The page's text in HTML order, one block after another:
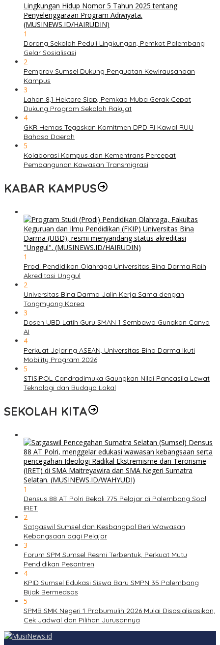
1
Dorong Sekolah Peduli Lingkungan, Pemkot Palembang
Gelar Sosialisasi
2
Pemprov Sumsel Dukung Penguatan Kewirausahaan
Kampus
3
Lahan 8,1 Hektare Siap, Pemkab Muba Gerak Cepat
Dukung Program Sekolah Rakyat
4
GKR Hemas Tegaskan Komitmen DPD RI Kawal RUU
Bahasa Daerah
5
Kolaborasi Kampus dan Kementrans Percepat
Pembangunan Kawasan Transmigrasi
KABAR KAMPUS
1
Prodi Pendidikan Olahraga Universitas Bina Darma Raih
Akreditasi Unggul
2
Universitas Bina Darma Jalin Kerja Sama dengan
Tongmyong Korea
3
Dosen UBD Latih Guru SMAN 1 Sembawa Gunakan Canva
AI
4
Perkuat Jejaring ASEAN, Universitas Bina Darma Ikuti
Mobility Program 2026
5
STISIPOL Candradimuka Gaungkan Nilai Pancasila Lewat
Teknologi dan Budaya Lokal
SEKOLAH KITA
1
Densus 88 AT Polri Bekali 775 Pelajar di Palembang Soal
IRET
2
Satgaswil Sumsel dan Kesbangpol Beri Wawasan
Kebangsaan bagi Pelajar
3
Forum SPM Sumsel Resmi Terbentuk, Perkuat Mutu
Pendidikan Pesantren
4
KPID Sumsel Edukasi Siswa Baru SMPN 35 Palembang
Bijak Bermedsos
5
SPMB SMK Negeri 1 Prabumulih 2026 Mulai Disosialisasikan,
Cek Jadwal dan Pilihan Jurusannya